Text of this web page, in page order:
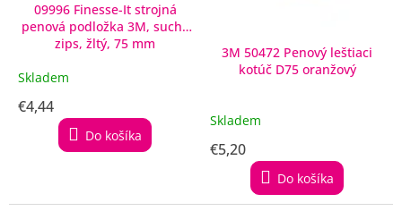
o
09996 Finesse-It strojná
penová podložka 3M, suchý
zips, žltý, 75 mm
Skladem
€4,44
Do košíka
3M 50472 Penový leštiaci
kotúč D75 oranžový
Skladem
€5,20
Do košíka